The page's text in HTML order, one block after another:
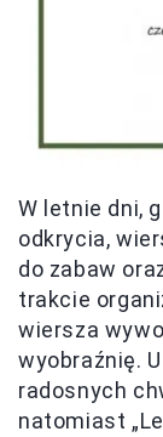
W letnie dni,
odkrycia,
do zabaw
trakcie
wiersza
wyobraźnię.
radosnych
natomiast